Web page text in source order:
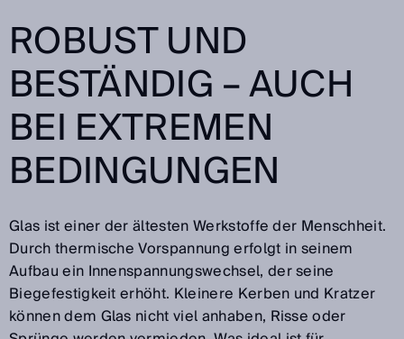
ROBUST UND
BESTÄNDIG – AUCH
BEI EXTREMEN
BEDINGUNGEN
Glas ist einer der ältesten Werkstoffe der Menschheit.
Durch thermische Vorspannung erfolgt in seinem
Aufbau ein Innenspannungswechsel, der seine
Biegefestigkeit erhöht. Kleinere Kerben und Kratzer
können dem Glas nicht viel anhaben, Risse oder